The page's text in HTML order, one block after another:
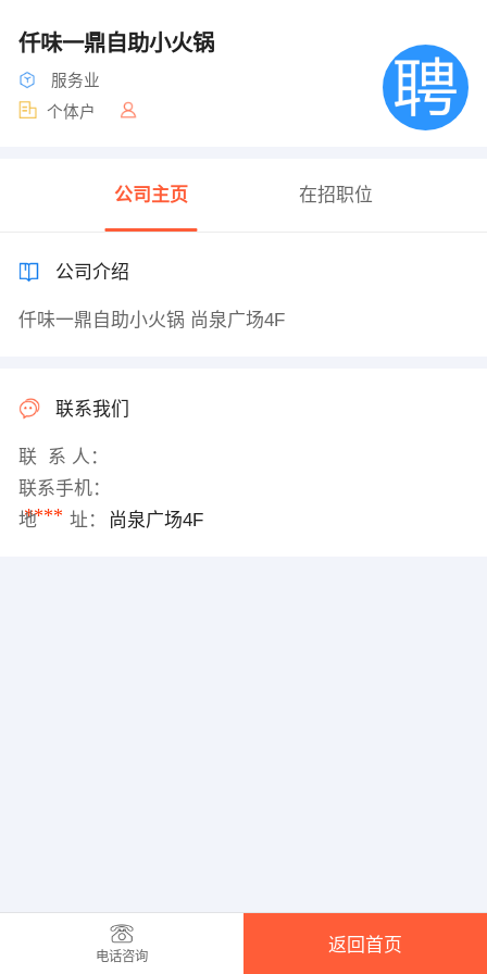
仟味一鼎自助小火锅
服务业
个体户
公司主页 在招职位
公司介绍
仟味一鼎自助小火锅 尚泉广场4F
联系我们
联 系 人：
联系手机：
****
地 址： 尚泉广场4F
电话咨询
返回首页